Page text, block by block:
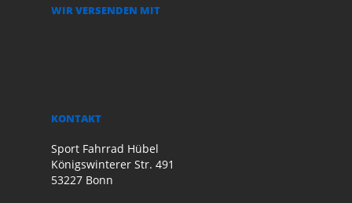
WIR VERSENDEN MIT
KONTAKT
Sport Fahrrad Hübel
Königswinterer Str. 491
53227 Bonn